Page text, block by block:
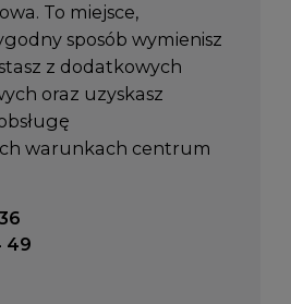
To miejsce,
sposób wymienisz
z dodatkowych
oraz uzyskasz
warunkach centrum
49